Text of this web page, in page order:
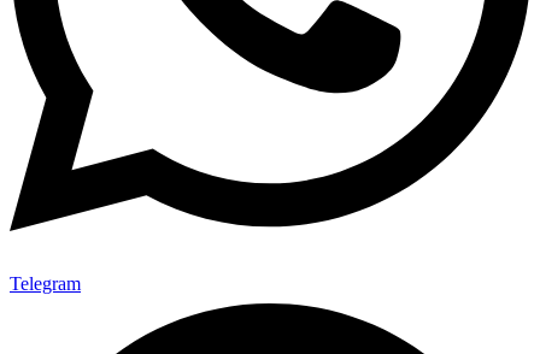
Telegram